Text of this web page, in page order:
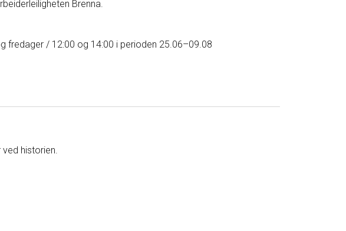
Brenna.
fredager / 12:00 og 14:00 i perioden 25.06–09.08
historien.